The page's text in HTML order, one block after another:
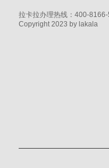
拉卡拉办理热线：400-
Copyright 2023 by lakala